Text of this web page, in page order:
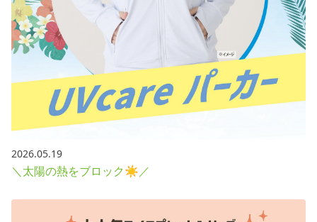
2026.05.19
＼太陽の熱をブロック☀／